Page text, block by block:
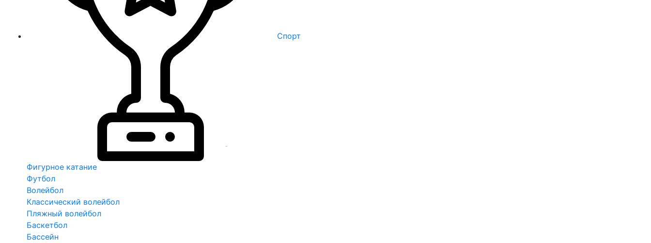
Спорт
Фигурное катание
Футбол
Волейбол
Классический волейбол
Пляжный волейбол
Баскетбол
Бассейн